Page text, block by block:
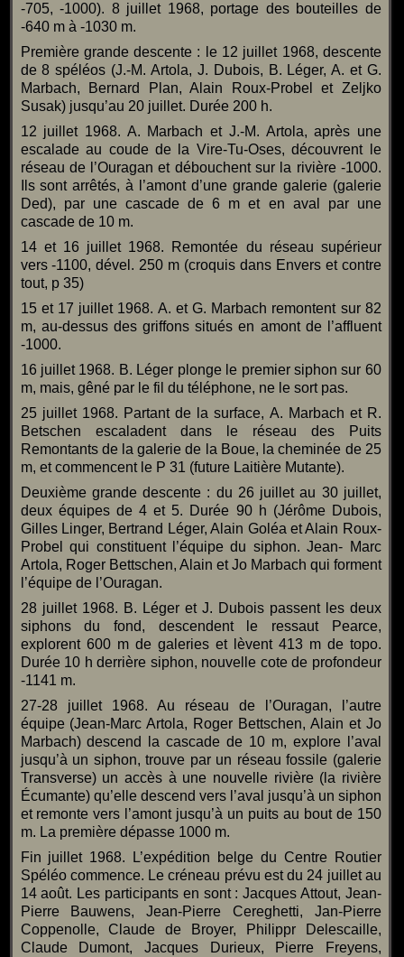
-705, -1000). 8 juillet 1968, portage des bouteilles de
-640 m à -1030 m.
Première grande descente : le 12 juillet 1968, descente
de 8 spéléos (J.-M. Artola, J. Dubois, B. Léger, A. et G.
Marbach, Bernard Plan, Alain Roux-Probel et Zeljko
Susak) jusqu’au 20 juillet. Durée 200 h.
12 juillet 1968. A. Marbach et J.-M. Artola, après une
escalade au coude de la Vire-Tu-Oses, découvrent le
réseau de l’Ouragan et débouchent sur la rivière -1000.
Ils sont arrêtés, à l’amont d’une grande galerie (galerie
Ded), par une cascade de 6 m et en aval par une
cascade de 10 m.
14 et 16 juillet 1968. Remontée du réseau supérieur
vers -1100, dével. 250 m (croquis dans Envers et contre
tout, p 35)
15 et 17 juillet 1968. A. et G. Marbach remontent sur 82
m, au-dessus des griffons situés en amont de l’affluent
-1000.
16 juillet 1968. B. Léger plonge le premier siphon sur 60
m, mais, gêné par le fil du téléphone, ne le sort pas.
25 juillet 1968. Partant de la surface, A. Marbach et R.
Betschen escaladent dans le réseau des Puits
Remontants de la galerie de la Boue, la cheminée de 25
m, et commencent le P 31 (future Laitière Mutante).
Deuxième grande descente : du 26 juillet au 30 juillet,
deux équipes de 4 et 5. Durée 90 h (Jérôme Dubois,
Gilles Linger, Bertrand Léger, Alain Goléa et Alain Roux-
Probel qui constituent l’équipe du siphon. Jean- Marc
Artola, Roger Bettschen, Alain et Jo Marbach qui forment
l’équipe de l’Ouragan.
28 juillet 1968. B. Léger et J. Dubois passent les deux
siphons du fond, descendent le ressaut Pearce,
explorent 600 m de galeries et lèvent 413 m de topo.
Durée 10 h derrière siphon, nouvelle cote de profondeur
-1141 m.
27-28 juillet 1968. Au réseau de l’Ouragan, l’autre
équipe (Jean-Marc Artola, Roger Bettschen, Alain et Jo
Marbach) descend la cascade de 10 m, explore l’aval
jusqu’à un siphon, trouve par un réseau fossile (galerie
Transverse) un accès à une nouvelle rivière (la rivière
Écumante) qu’elle descend vers l’aval jusqu’à un siphon
et remonte vers l’amont jusqu’à un puits au bout de 150
m. La première dépasse 1000 m.
Fin juillet 1968. L’expédition belge du Centre Routier
Spéléo commence. Le créneau prévu est du 24 juillet au
14 août. Les participants en sont : Jacques Attout, Jean-
Pierre Bauwens, Jean-Pierre Cereghetti, Jan-Pierre
Coppenolle, Claude de Broyer, Philippr Delescaille,
Claude Dumont, Jacques Durieux, Pierre Freyens,